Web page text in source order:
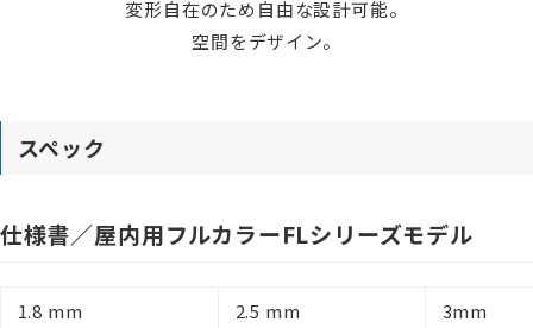
変形自在のため自由な設計可能。
空間をデザイン。
スペック
仕様書／屋内用フルカラーFLシリーズモデル
1.8 mm 2.5 mm
3mm